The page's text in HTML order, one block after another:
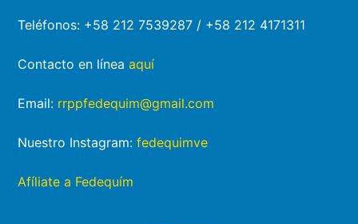
Teléfonos: +58 212 7539287 / +58 212 4171311
Contacto en líneaaquí
Email: rrppfedequim@gmail.com
Nuestro Instagram:fedequimve
Afíliate a Fedequím